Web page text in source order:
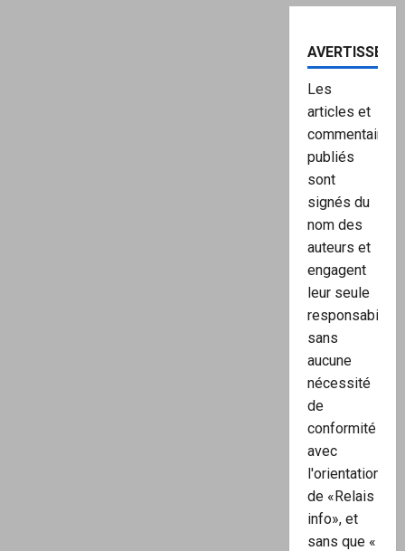
Les
articles et
commentaires
publiés
sont
signés du
nom des
auteurs et
engagent
leur seule
responsabilité,
sans
aucune
nécessité
de
conformité
avec
l'orientation
de «Relais
info», et
sans que «